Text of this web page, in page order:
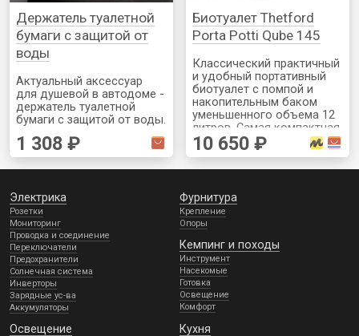
Держатель туалетной
бумаги с защитой от
воды
Актуальный аксессуар
для душевой в автодоме -
держатель туалетной
бумаги с защитой от воды.
совмещен то это спасет
рулон от намокания.
Устанавливается на
1 308 ₽
Биотуалет Thetford
Porta Potti Qube 145
Классический практичный
и удобный портативный
биотуалет с помпой и
накопительным баком
уменьшенного объема 12
литров. Самая компактная
модель, особенно по
высоте. Подойдет для
10 650 ₽
Электрика
Розетки
Мониторинг
Проводка и соединение
Переключатели
Предохранители
Солнечная система
Инверторы
Зарядные ус-ва
Аккумуляторы
Фурнитура
Крепление
Опоры
Кемпинг и походы
Инструмент
Насекомые
Готовка
Освещение
Комфорт
Освещение Кухня